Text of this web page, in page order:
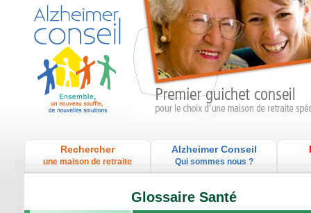
Rechercher
une maison de retraite
Alzheimer Conseil
Qui sommes nous ?
Glossaire Santé